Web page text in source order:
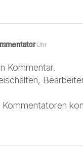
um 12:13 Uhr
Kommentar.
Kommentatoren